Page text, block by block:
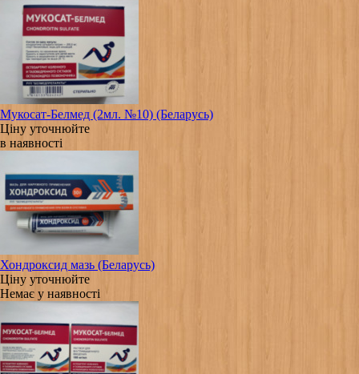
Мукосат-Белмед (2мл. №10) (Беларусь)
Ціну уточнюйте
в наявності
Хондроксид мазь (Беларусь)
Ціну уточнюйте
Немає у наявності